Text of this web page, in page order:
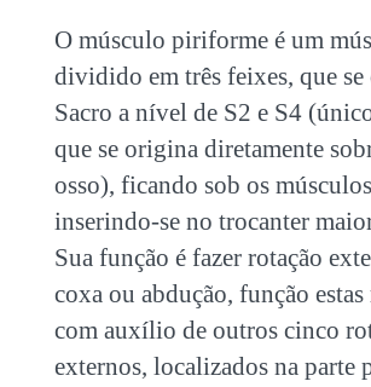
O músculo piriforme é um
dividido em três feixes, que
Sacro a nível de S2 e S4
que se origina diretamente
osso), ficando sob os
inserindo-se no trocanter
Sua função é fazer rotação
coxa ou abdução, função estas
com auxílio de outros cinco
externos, localizados na parte